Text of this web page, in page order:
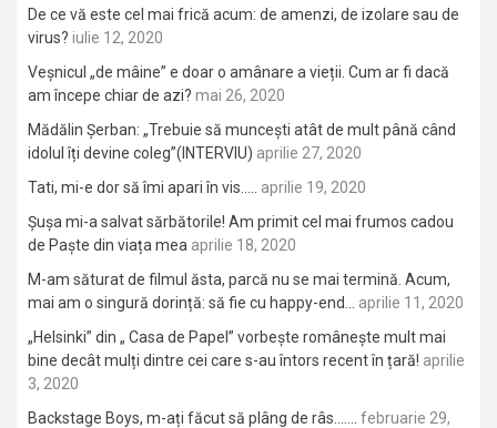
De ce vă este cel mai frică acum: de amenzi, de izolare sau de
virus? iulie 12, 2020
Veșnicul „de mâine” e doar o amânare a vieții. Cum ar fi dacă
am începe chiar de azi? mai 26, 2020
Mădălin Șerban: „Trebuie să muncești atât de mult până când
idolul îți devine coleg”(INTERVIU) aprilie 27, 2020
Tati, mi-e dor să îmi apari în vis…..
aprilie 19, 2020
Șușa mi-a salvat sărbătorile! Am primit cel mai frumos cadou
de Paște din viața mea aprilie 18, 2020
M-am săturat de filmul ăsta, parcă nu se mai termină. Acum,
mai am o singură dorință: să fie cu happy-end…
aprilie 11, 2020
„Helsinki” din „ Casa de Papel” vorbește românește mult mai
bine decât mulți dintre cei care s-au întors recent în țară! aprilie
3, 2020
Backstage Boys, m-ați făcut să plâng de râs…….
februarie 29,